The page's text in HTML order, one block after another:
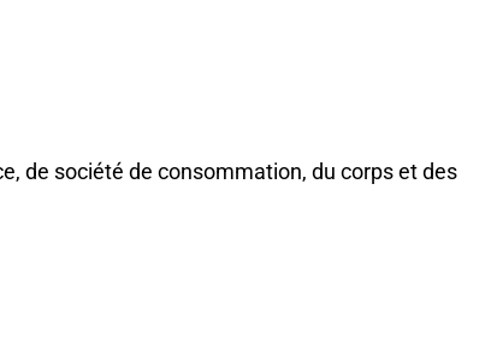
de société de consommation, du corps et des